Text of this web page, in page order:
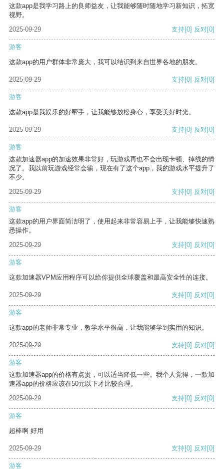
这款app是我学习路上的良师益友，让我能够随时随地学习新知识，拓宽
视野。
2025-09-29
支持[0] 反对[0]
游客
这款app的用户群体非常庞大，我可以结识到来自世界各地的朋友。
2025-09-29 支持[0] 反对[0]
游客
这款app是我娱乐的好帮手，让我能够放松身心，享受美好时光。
2025-09-29 支持[0] 反对[0]
游客
这款加速器app的加速效果非常好，玩游戏再也不会出现卡顿、掉线的情
况了。我以前玩游戏经常会输，现在有了这个app，我的游戏水平提升了
不少。
2025-09-29
支持[0] 反对[0]
游客
这款app的用户界面简洁明了，使用起来非常容易上手，让我能够快速熟
悉操作。
2025-09-29
支持[0] 反对[0]
游客
这款加速器VPM应用程序可以给你提供全球覆盖和最高安全性的连接。
2025-09-29 支持[0] 反对[0]
游客
这款app的老师非常专业，教学水平很高，让我能够学到实用的知识。
2025-09-29 支持[0] 反对[0]
游客
这款加速器app的价格有点贵，可以适当降低一些。我个人觉得，一款加
速器app的价格应该在50元以下才比较合理。
2025-09-29
支持[0] 反对[0]
游客
超棒啊 好用
2025-09-29 支持[0] 反对[0]
游客